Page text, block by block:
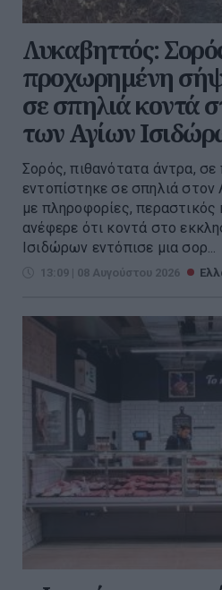
Λυκαβηττός:
προχωρημένη
σε σπηλιά κοντά
των Αγίων
Σορός, πιθανότατα άντρα,
εντοπίστηκε σε σπηλιά
με πληροφορίες, περαστικός
ανέφερε ότι κοντά στο
Ισιδώρων εντόπισε μια σορ...
13:09 | 08 Αυγούστου 2026